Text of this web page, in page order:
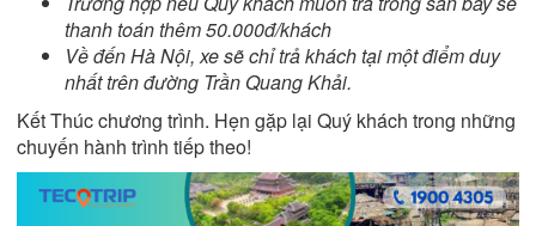
thanh toán thêm 50.000đ/khách
Về đến Hà Nội, xe sẽ chỉ trả khách tại một điểm duy
nhất trên đường Trần Quang Khải.
Kết Thúc chương trình. Hẹn gặp lại Quý khách trong những
chuyến hành trình tiếp theo!